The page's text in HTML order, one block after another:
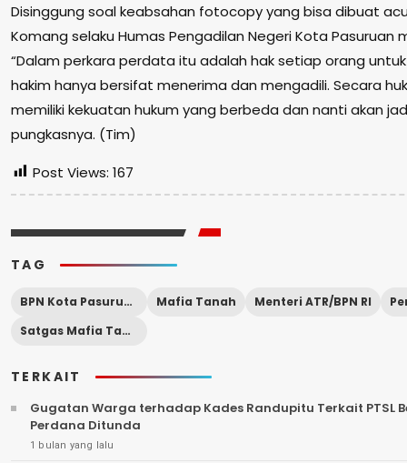
Disinggung soal keabsahan fotocopy yang bisa dibuat
Komang selaku Humas Pengadilan Negeri Kota Pasuruan
“Dalam perkara perdata itu adalah hak setiap orang
hakim hanya bersifat menerima dan mengadili. Secara
memiliki kekuatan hukum yang berbeda dan nanti akan
pungkasnya. (Tim)
Post Views: 167
TAG
BPN Kota Pasuruan Mafia Tanah
Menteri ATR/BPN RI
Satgas Mafia Tanah
TERKAIT
Gugatan Warga terhadap Kades Randupitu Terkait PTSL
Perdana Ditunda
1 bulan yang lalu